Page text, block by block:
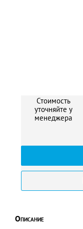
Стоимость
уточняйте у
менеджера
Описание